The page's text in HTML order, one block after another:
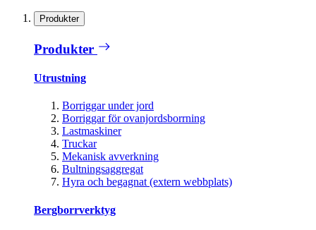
Produkter
Produkter
Utrustning
Borriggar under jord
Borriggar för ovanjordsborrning
Lastmaskiner
Truckar
Mekanisk avverkning
Bultningsaggregat
Hyra och begagnat (extern webbplats)
Bergborrverktyg